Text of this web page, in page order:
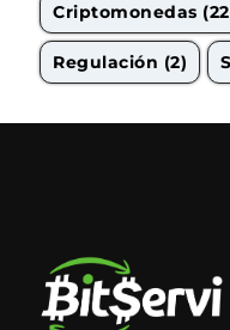
Criptomonedas
Regulación (2)